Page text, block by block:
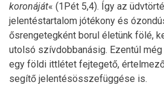
koronáját« (1Pét 5,4). Így az
jelentéstartalom jótékony és
ősrengetegként borul életünk fölé,
utolsó szívdobbanásig. Ezentúl
egy földi ittlétet fejtegető,
segítő jelentésösszefüggése is.